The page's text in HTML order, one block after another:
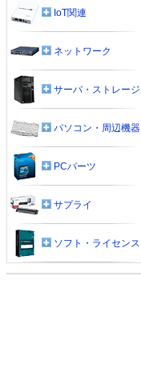
IoT関連
ネットワーク
サーバ・ストレージ
パソコン・周辺機器
PCパーツ
サプライ
ソフト・ライセンス